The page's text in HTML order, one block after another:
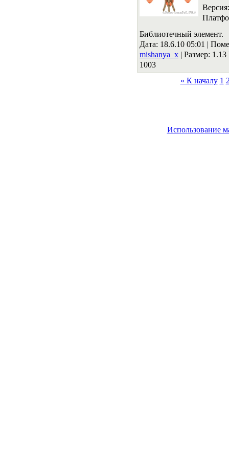
Библиотечный элемент.
Дата: 18.6.10 05:01 |
mishanya_x | Размер:
1003
« К началу 1
Использование